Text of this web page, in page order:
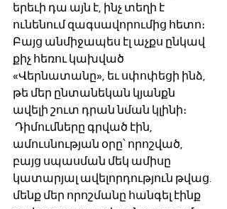
երեւի դա այն է, ինչ տեղի է
ունենում զագսավորումից հետո։
Բայց անմիջապես էլ աչքս ընկավ
քիչ հեռու կախված
«Վերնատանը», եւ սփոփեցի ինձ,
թե մեր ընտանեկան կյանքն
ավելի շուտ դրան նման կլինի։
ամուսնության օրը՝ որոշված,
բայց սպասման մեկ ամիսը
կատարյալ ավելորդություն թվաց.
մենք մեր որոշմանը հանգել էինք